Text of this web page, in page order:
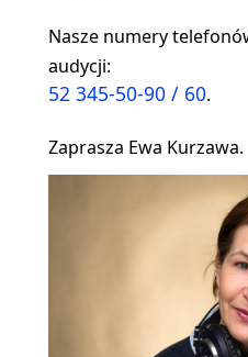
Nasze numery
audycji:
52 345-50-90 / 60.
Zaprasza Ewa Kurzawa.